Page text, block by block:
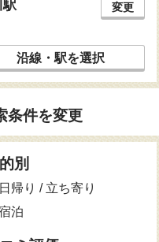
駅 変更
沿線・駅を選択
条件を変更
別
日帰り / 立ち寄り
泊